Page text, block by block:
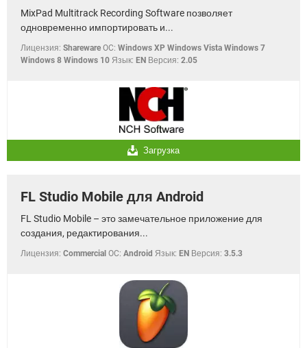
MixPad Multitrack Recording Software позволяет
одновременно импортировать и...
Лицензия: Shareware OC: Windows XP Windows Vista Windows 7
Windows 8 Windows 10 Язык: EN Версия: 2.05
Загрузка
FL Studio Mobile для Android
FL Studio Mobile – это замечательное приложение для
создания, редактирования...
Лицензия: Commercial OC: Android Язык: EN Версия: 3.5.3